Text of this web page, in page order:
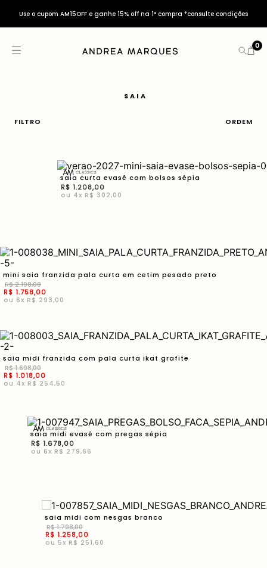
Use o cupom AM15OFF e ganhe 15% off na 1ª compra *consulte condições
0
SAIA
FILTRO ORDEM
saia curta evasê com bolsos sépia
R$ 1.208,00
ou 4x R$ 302,00
mini saia franzida pala curta em cetim pesado preto
R$2.198,00
R$ 1.758,00
ou 6x R$ 293,00
saia midi franzida com pala curta ikat grafite
R$1.698,00
R$ 1.018,00
ou 4x R$ 254,50
saia midi evasê com pregas sépia
R$ 1.678,00
ou 6x R$ 279,66
saia midi com nesgas branco
R$1.798,00
R$ 1.258,00
ou 5x R$ 251,60